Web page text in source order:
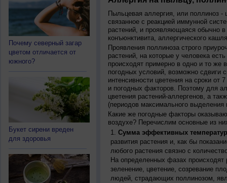
Почему северный загар
цветом отличается от
южного?
Букет сирени вреден
для здоровья
Пыльцевая аллергия, или поллиноз -
связанное с реакцией иммунной
растений, и проявляющаяся обычно
конъюнктивита, аллергического
Проявления поллиноза строго
растений, на которые у человека
происходят примерно в одно и то же
погодных условий, возможно сдвиги
интенсивности цветения на сроки от
и погодных факторов. Поэтому для
цветения растений-аллергенов, а
(периодов максимального
Какие же погодные факторы
воздухе? Перечислим основные из
Сумма эффективных
развития растения и, как бы
любого растения связно с
На определенных фазах происходят
зеленение, цветение, созревание
людей, страдающих поллинозом,